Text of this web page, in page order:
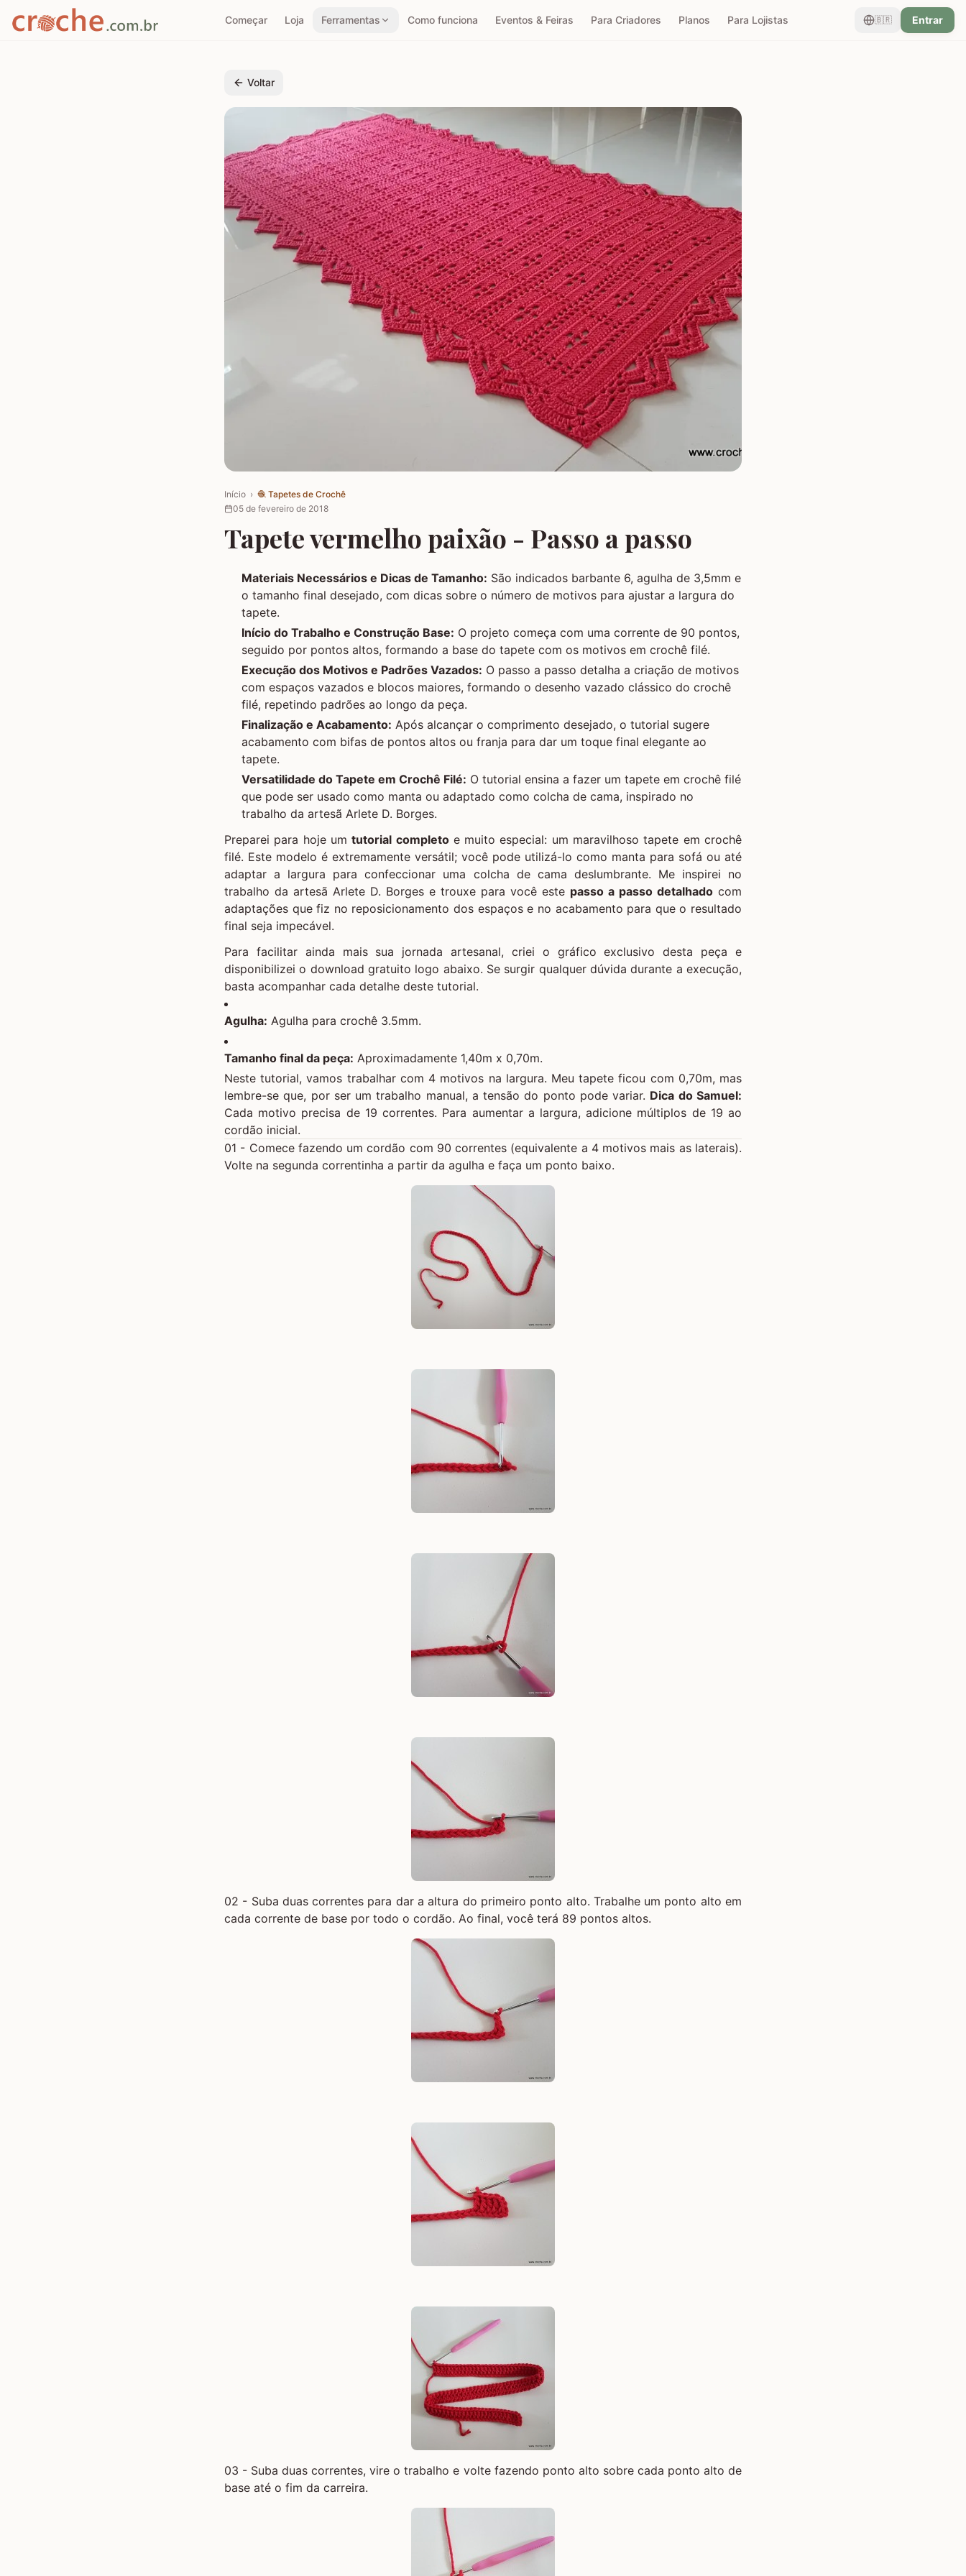
Começar Loja Ferramentas Como funciona Eventos & Feiras Para Criadores Planos Para Lojistas 🇧🇷 Entrar
Voltar
Início › 🧶 Tapetes de Crochê
05 de fevereiro de 2018
Tapete vermelho paixão - Passo a passo
Materiais Necessários e Dicas de Tamanho: São indicados barbante 6, agulha de 3,5mm e
o tamanho final desejado, com dicas sobre o número de motivos para ajustar a largura do
tapete.
Início do Trabalho e Construção Base: O projeto começa com uma corrente de 90 pontos,
seguido por pontos altos, formando a base do tapete com os motivos em crochê filé.
Execução dos Motivos e Padrões Vazados: O passo a passo detalha a criação de motivos
com espaços vazados e blocos maiores, formando o desenho vazado clássico do crochê
filé, repetindo padrões ao longo da peça.
Finalização e Acabamento: Após alcançar o comprimento desejado, o tutorial sugere
acabamento com bifas de pontos altos ou franja para dar um toque final elegante ao
tapete.
Versatilidade do Tapete em Crochê Filé: O tutorial ensina a fazer um tapete em crochê filé
que pode ser usado como manta ou adaptado como colcha de cama, inspirado no
trabalho da artesã Arlete D. Borges.
Preparei para hoje umtutorial completoe muito especial: um maravilhoso tapete em crochê
filé. Este modelo é extremamente versátil; você pode utilizá-lo como manta para sofá ou até
adaptar a largura para confeccionar uma colcha de cama deslumbrante. Me inspirei no
trabalho da artesã Arlete D. Borges e trouxe para você este passo a passo detalhado com
adaptações que fiz no reposicionamento dos espaços e no acabamento para que o resultado
final seja impecável.
Para facilitar ainda mais sua jornada artesanal, criei o gráfico exclusivo desta peça e
disponibilizei o download gratuito logo abaixo. Se surgir qualquer dúvida durante a execução,
basta acompanhar cada detalhe deste tutorial.
Agulha: Agulha para crochê 3.5mm.
Tamanho final da peça: Aproximadamente 1,40m x 0,70m.
Neste tutorial, vamos trabalhar com 4 motivos na largura. Meu tapete ficou com 0,70m, mas
lembre-se que, por ser um trabalho manual, a tensão do ponto pode variar. Dica do Samuel:
Cada motivo precisa de 19 correntes. Para aumentar a largura, adicione múltiplos de 19 ao
cordão inicial.
01 - Comece fazendo um cordão com 90 correntes (equivalente a 4 motivos mais as laterais).
Volte na segunda correntinha a partir da agulha e faça um ponto baixo.
02 - Suba duas correntes para dar a altura do primeiro ponto alto. Trabalhe um ponto alto em
cada corrente de base por todo o cordão. Ao final, você terá 89 pontos altos.
03 - Suba duas correntes, vire o trabalho e volte fazendo ponto alto sobre cada ponto alto de
base até o fim da carreira.